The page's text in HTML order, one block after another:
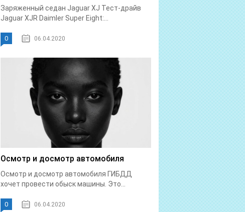
Заряженный седан Jaguar XJ Тест-драйв
Jaguar XJR Daimler Super Eight:...
0 06.04.2020
Осмотр и досмотр автомобиля
Осмотр и досмотр автомобиля ГИБДД
хочет провести обыск машины. Это...
0 06.04.2020